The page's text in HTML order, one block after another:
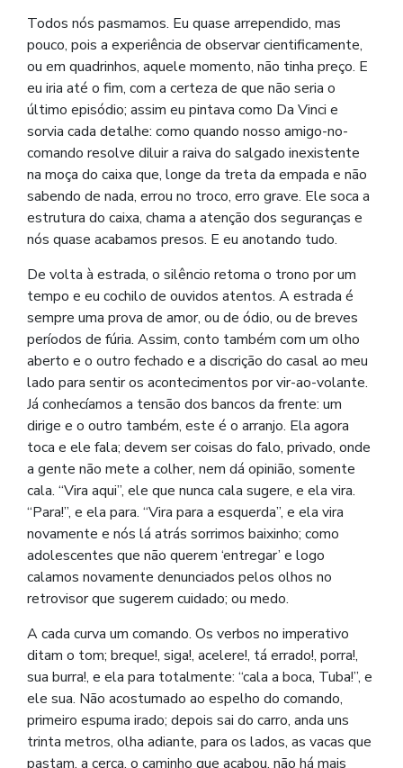
Todos nós pasmamos. Eu quase arrependido, mas
pouco, pois a experiência de observar cientificamente,
ou em quadrinhos, aquele momento, não tinha preço. E
eu iria até o fim, com a certeza de que não seria o
último episódio; assim eu pintava como Da Vinci e
sorvia cada detalhe: como quando nosso amigo-no-
comando resolve diluir a raiva do salgado inexistente
na moça do caixa que, longe da treta da empada e não
sabendo de nada, errou no troco, erro grave. Ele soca a
estrutura do caixa, chama a atenção dos seguranças e
nós quase acabamos presos. E eu anotando tudo.
De volta à estrada, o silêncio retoma o trono por um
tempo e eu cochilo de ouvidos atentos. A estrada é
sempre uma prova de amor, ou de ódio, ou de breves
períodos de fúria. Assim, conto também com um olho
aberto e o outro fechado e a discrição do casal ao meu
lado para sentir os acontecimentos por vir-ao-volante.
Já conhecíamos a tensão dos bancos da frente: um
dirige e o outro também, este é o arranjo. Ela agora
toca e ele fala; devem ser coisas do falo, privado, onde
a gente não mete a colher, nem dá opinião, somente
cala. “Vira aqui”, ele que nunca cala sugere, e ela vira.
“Para!”, e ela para. “Vira para a esquerda”, e ela vira
novamente e nós lá atrás sorrimos baixinho; como
adolescentes que não querem ‘entregar’ e logo
calamos novamente denunciados pelos olhos no
retrovisor que sugerem cuidado; ou medo.
A cada curva um comando. Os verbos no imperativo
ditam o tom; breque!, siga!, acelere!, tá errado!, porra!,
sua burra!, e ela para totalmente: “cala a boca, Tuba!”, e
ele sua. Não acostumado ao espelho do comando,
primeiro espuma irado; depois sai do carro, anda uns
trinta metros, olha adiante, para os lados, as vacas que
pastam, a cerca, o caminho que acabou, não há mais